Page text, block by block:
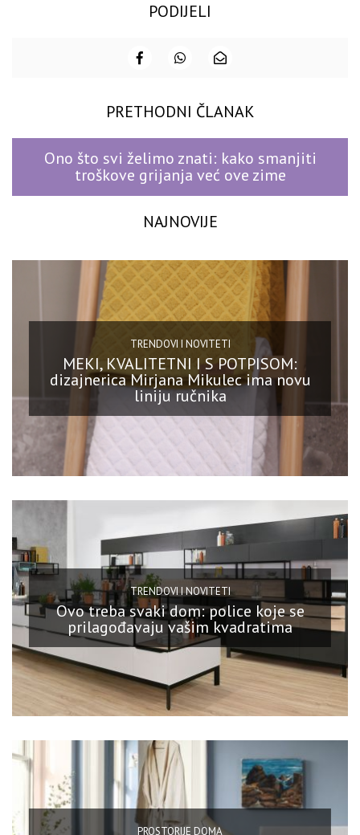
PODIJELI
PRETHODNI ČLANAK
Ono što svi želimo znati: kako smanjiti
troškove grijanja već ove zime
NAJNOVIJE
TRENDOVI I NOVITETI
MEKI, KVALITETNI I S POTPISOM:
dizajnerica Mirjana Mikulec ima novu
liniju ručnika
TRENDOVI I NOVITETI
Ovo treba svaki dom: police koje se
prilagođavaju vašim kvadratima
PROSTORIJE DOMA